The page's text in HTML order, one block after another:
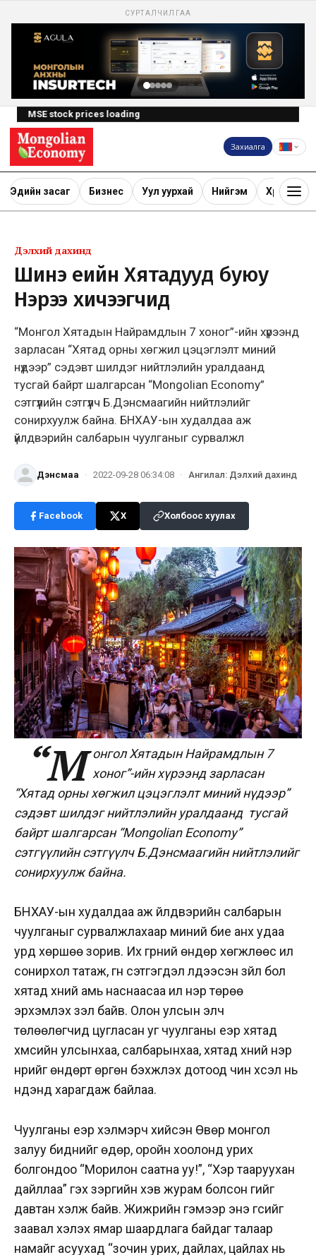
СУРТАЛЧИЛГАА
MSE stock prices loading
Захиалга
Эдийн засаг Бизнес Уул уурхай Нийгэм Хөрөнгө
Дэлхий дахинд
Шинэ үеийн Хятадууд буюу
Нэрээ хичээгчид
“Монгол Хятадын Найрамдлын 7 хоног”-ийн хүрээнд
зарласан “Хятад орны хөгжил цэцэглэлт миний
нүдээр” сэдэвт шилдэг нийтлэлийн уралдаанд
тусгай байрт шалгарсан “Mongolian Economy”
сэтгүүлийн сэтгүүлч Б.Дэнсмаагийн нийтлэлийг
сонирхуулж байна. БНХАУ-ын худалдаа аж
үйлдвэрийн салбарын чуулганыг сурвалжл
Дэнсмаа · 2022-09-28 06:34:08 · Ангилал: Дэлхий дахинд
Facebook X Холбоос хуулах
“М онгол Хятадын Найрамдлын 7
хоног”-ийн хүрээнд зарласан
“Хятад орны хөгжил цэцэглэлт миний нүдээр”
сэдэвт шилдэг нийтлэлийн уралдаанд тусгай
байрт шалгарсан “Mongolian Economy”
сэтгүүлийн сэтгүүлч Б.Дэнсмаагийн нийтлэлийг
сонирхуулж байна.
БНХАУ-ын худалдаа аж үйлдвэрийн салбарын
чуулганыг сурвалжлахаар миний бие анх удаа
урд хөршөө зорив. Их гүрний өндөр хөгжлөөс илүү
сонирхол татаж, гүн сэтгэгдэл үлдээсэн зүйл бол
хятад хүний амь наснаасаа илүү нэр төрөө
эрхэмлэх үзэл байв. Олон улсын элч
төлөөлөгчид цугласан уг чуулганы үеэр хятад
хүмүүсийн улсынхаа, салбарынхаа, хятад хүний нэр
нүүрийг өндөрт өргөн бэхжүүлэх дотоод чин хүсэл нь
нүдэнд харагдаж байлаа.
Чуулганы үеэр хэлмэрч хийсэн Өвөр монгол
залуу биднийг өдөр, оройн хоолонд урих
болгондоо “Морилон саатна уу!”, “Хэр тааруухан
дайллаа” гэх зэргийн хэв журам болсон үгийг
давтан хэлж байв. Жижүүрийн гэмээр энэ үгсийг
заавал хэлэх ямар шаардлага байдаг талаар
намайг асуухад “зочин урих, дайлах, цайлах нь